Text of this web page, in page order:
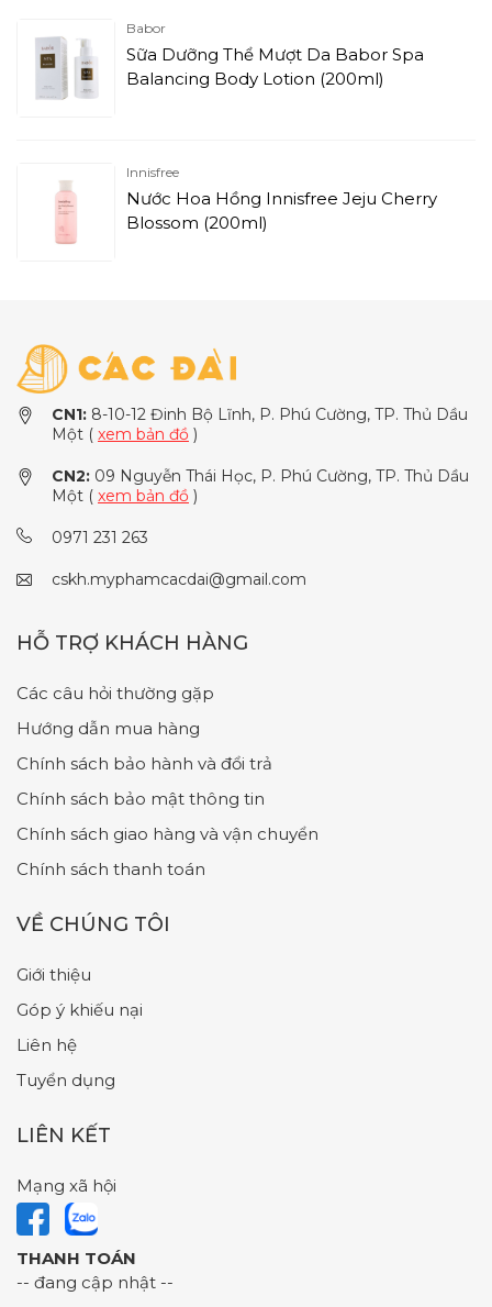
Babor
Sữa Dưỡng Thể Mượt Da Babor Spa
Balancing Body Lotion (200ml)
Innisfree
Nước Hoa Hồng Innisfree Jeju Cherry
Blossom (200ml)
CN1: 8-10-12 Đinh Bộ Lĩnh, P. Phú Cường, TP. Thủ Dầu
Một ( xem bản đồ )
CN2: 09 Nguyễn Thái Học, P. Phú Cường, TP. Thủ Dầu
Một ( xem bản đồ )
0971 231 263
cskh.myphamcacdai@gmail.com
HỖ TRỢ KHÁCH HÀNG
Các câu hỏi thường gặp
Hướng dẫn mua hàng
Chính sách bảo hành và đổi trả
Chính sách bảo mật thông tin
Chính sách giao hàng và vận chuyển
Chính sách thanh toán
VỀ CHÚNG TÔI
Giới thiệu
Góp ý khiếu nại
Liên hệ
Tuyển dụng
LIÊN KẾT
Mạng xã hội
THANH TOÁN
-- đang cập nhật --